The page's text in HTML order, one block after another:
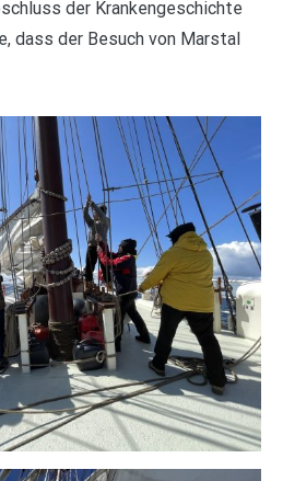
der Krankengeschichte
dass der Besuch von Marstal